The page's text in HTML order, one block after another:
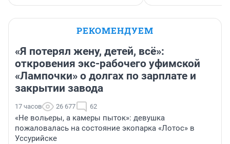
РЕКОМЕНДУЕМ
«Я потерял жену, детей, всё»:
откровения экс-рабочего уфимской
«Лампочки» о долгах по зарплате и
закрытии завода
17 часов 26 677 62
«Не вольеры, а камеры пыток»: девушка
пожаловалась на состояние экопарка «Лотос» в
Уссурийске